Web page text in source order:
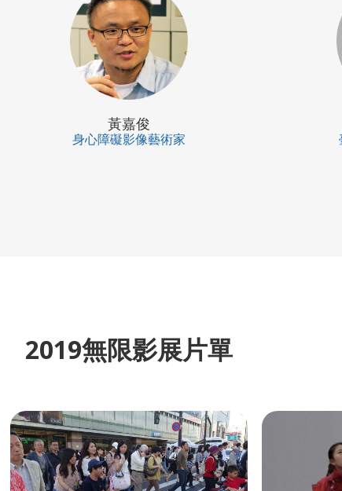
黃嘉俊
身心障礙影像藝術家
2019無限影展片單